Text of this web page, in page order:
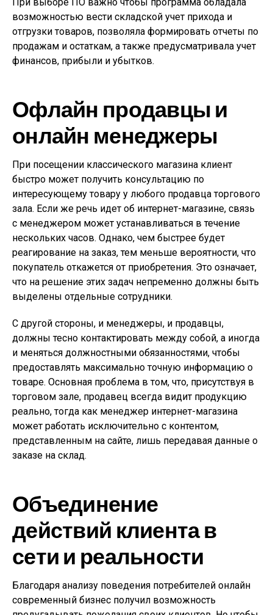
возможностью вести складской учет прихода и
отгрузки товаров, позволяла формировать отчеты по
продажам и остаткам, а также предусматривала учет
финансов, прибыли и убытков.
Офлайн продавцы и
онлайн менеджеры
При посещении классического магазина клиент
быстро может получить консультацию по
интересующему товару у любого продавца торгового
зала. Если же речь идет об интернет-магазине, связь
с менеджером может устанавливаться в течение
нескольких часов. Однако, чем быстрее будет
реагирование на заказ, тем меньше вероятности, что
покупатель откажется от приобретения. Это означает,
что на решение этих задач непременно должны быть
выделены отдельные сотрудники.
С другой стороны, и менеджеры, и продавцы,
должны тесно контактировать между собой, а иногда
и меняться должностными обязанностями, чтобы
предоставлять максимально точную информацию о
товаре. Основная проблема в том, что, присутствуя в
торговом зале, продавец всегда видит продукцию
реально, тогда как менеджер интернет-магазина
может работать исключительно с контентом,
представленным на сайте, лишь передавая данные о
заказе на склад.
Объединение
действий клиента в
сети и реальности
Благодаря анализу поведения потребителей онлайн
современный бизнес получил возможность